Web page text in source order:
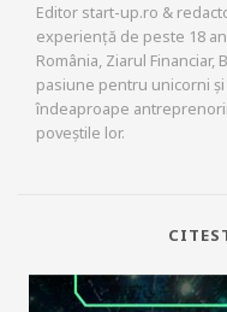
Editor start-up.ro &
experiență de peste 18
România, Ziarul Financiar,
pasiune pentru unicorni
îndeaproape
poveștile lor.